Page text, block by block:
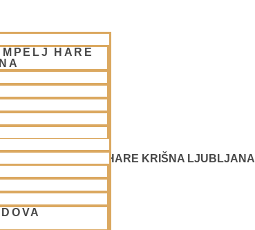
HARE
- CENTER HARE KRIŠNA LJUBLJANA